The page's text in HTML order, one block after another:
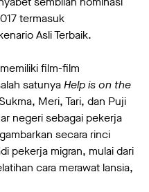
termasuk
Asli Terbaik.
film-film
satunyaHelp is on the
Meri, Tari, dan Puji
negeri sebagai pekerja
secara rinci
pekerja migran, mulai dari
cara merawat lansia,